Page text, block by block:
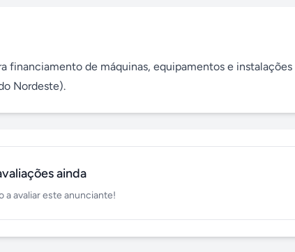
financiamento de máquinas, equipamentos e
Nordeste).
ainda
a avaliar este anunciante!